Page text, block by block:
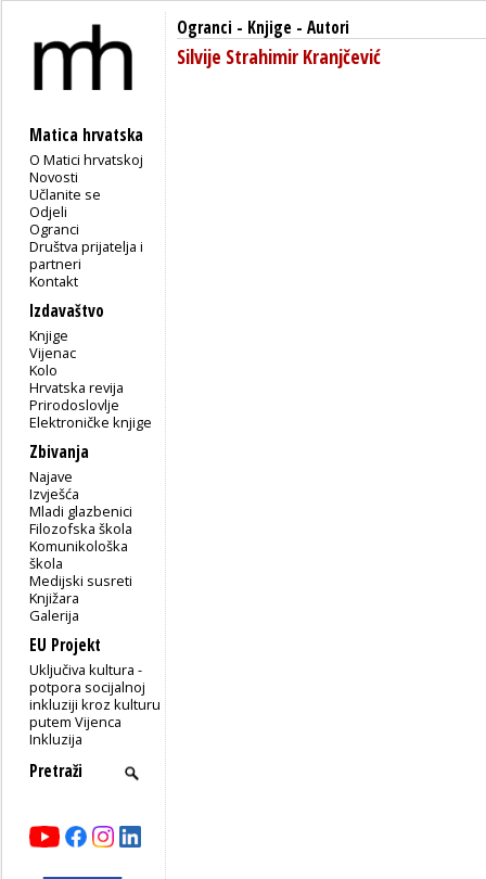
Matica hrvatska
O Matici hrvatskoj
Novosti
Učlanite se
Odjeli
Ogranci
Društva prijatelja i
partneri
Kontakt
Izdavaštvo
Knjige
Vijenac
Kolo
Hrvatska revija
Prirodoslovlje
Elektroničke knjige
Zbivanja
Najave
Izvješća
Mladi glazbenici
Filozofska škola
Komunikološka
škola
Medijski susreti
Knjižara
Galerija
EU Projekt
Uključiva kultura -
potpora socijalnoj
inkluziji kroz kulturu
putem Vijenca
Inkluzija
Ogranci - Knjige - Autori
Silvije Strahimir Kranjčević